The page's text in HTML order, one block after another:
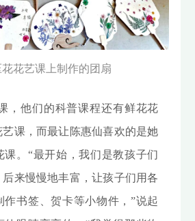
花艺课上制作的团扇
，他们的科普课程还有鲜花花
课，而最让陈惠仙喜欢的是她
课。“最开始，我们是教孩子们
来慢慢地丰富，让孩子们用各
作书签、贺卡等小物件，”说起